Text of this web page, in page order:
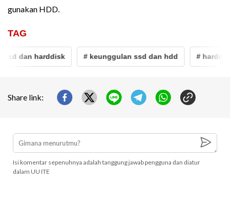
gunakan HDD.
TAG
dan harddisk # keunggulan ssd dan hdd # harddisk
Share link:
Isi komentar sepenuhnya adalah tanggung jawab pengguna dan diatur
dalam UU ITE